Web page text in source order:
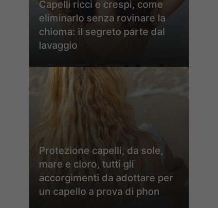
Capelli ricci e crespi, come
eliminarlo senza rovinare la
chioma: il segreto parte dal
lavaggio
Protezione capelli, da sole,
mare e cloro, tutti gli
accorgimenti da adottare per
un capello a prova di phon